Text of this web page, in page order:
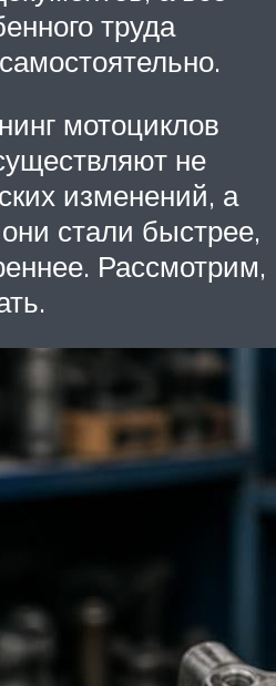
труда
мотоциклов
не
изменений, а
стали быстрее,
Рассмотрим,